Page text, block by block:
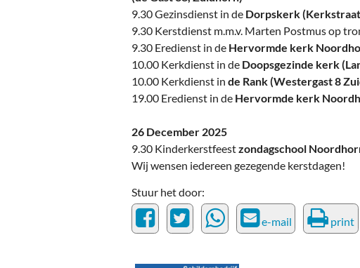
9.30 Gezinsdienst in de Dorpskerk
9.30 Kerstdienst m.m.v. Marten Postmus op
9.30 Eredienst in de Hervormde kerk
10.00 Kerkdienst in de Doopsgezinde kerk
10.00 Kerkdienst in de Rank (Westergast 8
19.00 Eredienst in de Hervormde kerk
26 December 2025
9.30 Kinderkerstfeestzondagschool
Wij wensen iedereen gezegende kerstdagen!
Stuur het door:
e-mail print